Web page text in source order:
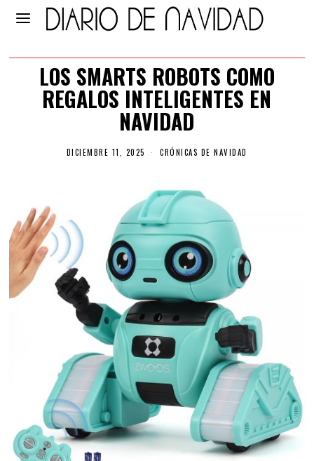
LOS SMARTS ROBOTS COMO
REGALOS INTELIGENTES EN
NAVIDAD
DICIEMBRE 11, 2025
E
M
B
R
E
1
1
2
0
2
CRÓNICAS DE NAVIDAD